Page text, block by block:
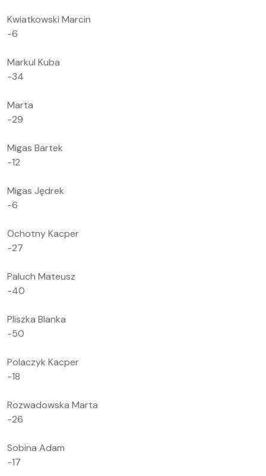
Kwiatkowski Marcin
-6
Markul Kuba
-34
Marta
-29
Migas Bartek
-12
Migas Jędrek
-6
Ochotny Kacper
-27
Paluch Mateusz
-40
Pliszka Blanka
-50
Polaczyk Kacper
-18
Rozwadowska Marta
-26
Sobina Adam
-17